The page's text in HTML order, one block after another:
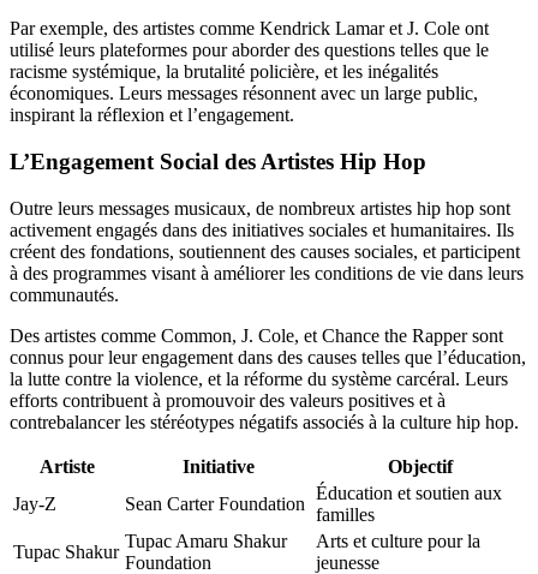
Par exemple, des artistes comme Kendrick Lamar et J. Cole ont
utilisé leurs plateformes pour aborder des questions telles que le
racisme systémique, la brutalité policière, et les inégalités
économiques. Leurs messages résonnent avec un large public,
inspirant la réflexion et l’engagement.
L’Engagement Social des Artistes Hip Hop
Outre leurs messages musicaux, de nombreux artistes hip hop sont
activement engagés dans des initiatives sociales et humanitaires. Ils
créent des fondations, soutiennent des causes sociales, et participent
à des programmes visant à améliorer les conditions de vie dans leurs
communautés.
Des artistes comme Common, J. Cole, et Chance the Rapper sont
connus pour leur engagement dans des causes telles que l’éducation,
la lutte contre la violence, et la réforme du système carcéral. Leurs
efforts contribuent à promouvoir des valeurs positives et à
contrebalancer les stéréotypes négatifs associés à la culture hip hop.
Artiste Initiative
Objectif
Jay-Z
Sean Carter Foundation
Éducation et soutien aux
familles
Tupac Shakur
Tupac Amaru Shakur
Foundation
Arts et culture pour la
jeunesse